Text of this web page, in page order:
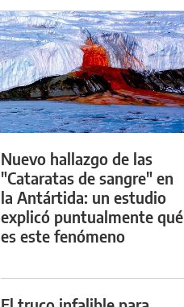
Nuevo hallazgo de las
"Cataratas de sangre" en
la Antártida: un estudio
explicó puntualmente qué
es este fenómeno